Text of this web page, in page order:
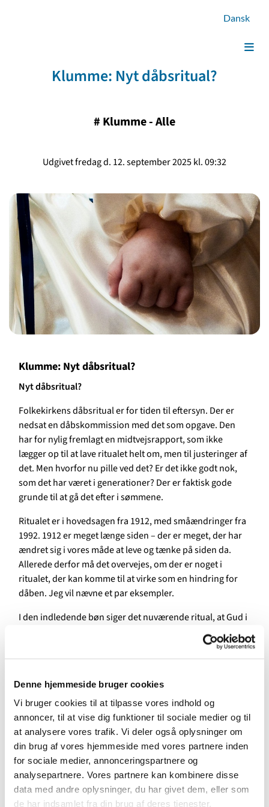
Denne hjemmeside bruger cookies
Vi bruger cookies til at tilpasse vores indhold og
annoncer, til at vise dig funktioner til sociale medier og til
at analysere vores trafik. Vi deler også oplysninger om
din brug af vores hjemmeside med vores partnere inden
for sociale medier, annonceringspartnere og
analysepartnere. Vores partnere kan kombinere disse
data med andre oplysninger, du har givet dem, eller som
de har indsamlet fra din brug af deres tjenester.
Dansk
Klumme: Nyt dåbsritual?
# Klumme - Alle
Udgivet fredag d. 12. september 2025 kl. 09:32
Klumme: Nyt dåbsritual?
Nyt dåbsritual?
Folkekirkens dåbsritual er for tiden til eftersyn. Der er
nedsat en dåbskommission med det som opgave. Den
har for nylig fremlagt en midtvejsrapport, som ikke
lægger op til at lave ritualet helt om, men til justeringer af
det. Men hvorfor nu pille ved det? Er det ikke godt nok,
som det har været i generationer? Der er faktisk gode
grunde til at gå det efter i sømmene.
Ritualet er i hovedsagen fra 1912, med småændringer fra
1992. 1912 er meget længe siden – der er meget, der har
ændret sig i vores måde at leve og tænke på siden da.
Allerede derfor må det overvejes, om der er noget i
ritualet, der kan komme til at virke som en hindring for
dåben. Jeg vil nævne et par eksempler.
I den indledende bøn siger det nuværende ritual, at Gud i
formulering, ikke har stået i ritualerne fra før 1912, er i og
for sig korrekt. Men det er blevet indvendt, at i en
døbes, kan den virke ekskluderende. Er de børn, der ikke
døbes, ikke også Guds børn? De nye ritualforslag åbner
for, at man kan undgå den slags spekulationer ved at
bruge formuleringer, der fastholder, at dåben er en
frelseshandling fra Guds side, men beskriver den som for
eksempel en befrielse fra dødens og ondskabens magt
eller som en fornyelse til et liv i tro, håb og kærlighed.
Noget andet i ritualet, som kan være en stor mundfuld